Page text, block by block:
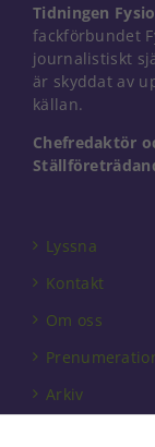
Tidningen
fackförbundet
journalistiskt
är skyddat av
källan.
Chefredaktör
Lyssna
Kontakt
Om oss
Arkiv